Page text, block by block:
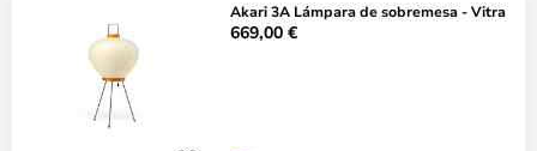
Akari 3A Lámpara de sobremesa - Vitra
669,00 €